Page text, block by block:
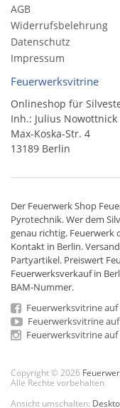
AGB
Widerrufsbelehrung
Datenschutz
Impressum
Feuerwerksvitrine
Onlineshop für
Inh.: Julius Nowottnick
Max-Koska-Str. 4
13189 Berlin
Der Feuerwerk Shop
Pyrotechnik. Wer dem
genau richtig. Feuerwerk
Kontakt in Berlin.
Partyartikel. Preiswert
Feuerwerksverkauf in
BAM-Nummer.
Feuerwerksvitrine auf
Feuerwerksvitrine
Feuerwerksvitrine
Copyright © 2026
Alle Rechte vorbehalten
Ansicht umschalten: